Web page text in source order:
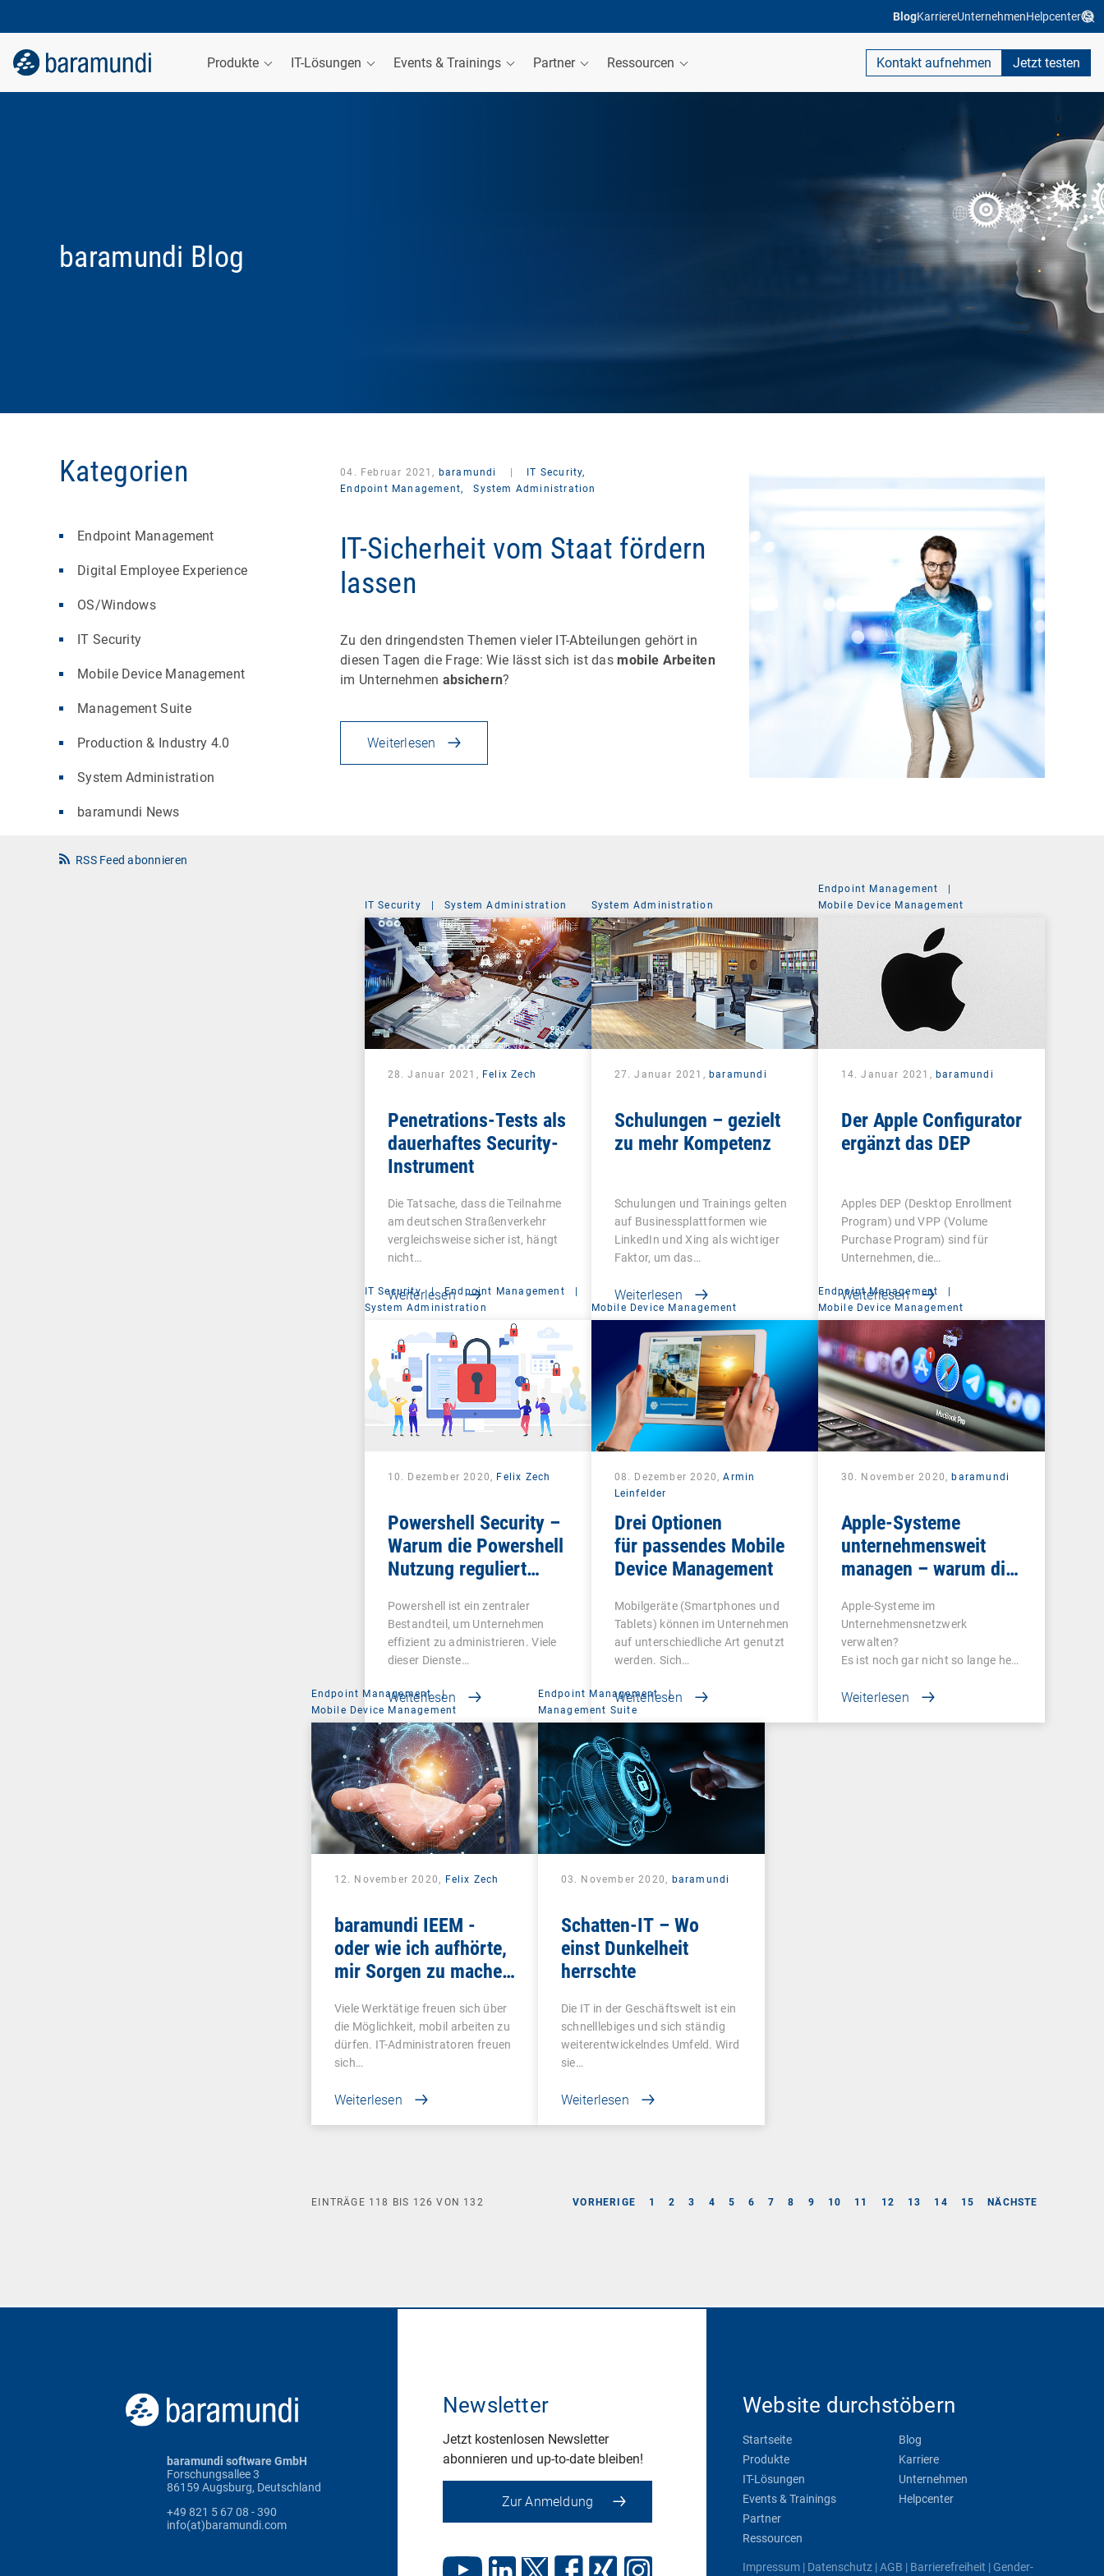
BlogKarriereUnternehmenHelpcenter
Produkte IT-Lösungen Events & Trainings Partner Ressourcen Kontakt aufnehmen Jetzt testen
baramundi Blog
Kategorien
Endpoint Management
Digital Employee Experience
OS/Windows
IT Security
Mobile Device Management
Management Suite
Production & Industry 4.0
System Administration
baramundi News
RSS Feed abonnieren
04. Februar 2021, baramundi
IT Security,
Endpoint Management,
System Administration
IT-Sicherheit vom Staat fördern
lassen
Zu den dringendsten Themen vieler IT-Abteilungen gehört in
diesen Tagen die Frage: Wie lässt sich ist das mobile Arbeiten
im Unternehmen absichern?
Weiterlesen
IT Security | System Administration
28. Januar 2021, Felix Zech
Penetrations-Tests als
dauerhaftes Security-
Instrument
Die Tatsache, dass die Teilnahme
am deutschen Straßenverkehr
vergleichsweise sicher ist, hängt
nicht…
Weiterlesen
System Administration
27. Januar 2021, baramundi
Schulungen – gezielt
zu mehr Kompetenz
Schulungen und Trainings gelten
auf Businessplattformen wie
LinkedIn und Xing als wichtiger
Faktor, um das…
Weiterlesen
Endpoint Management
|
Mobile Device Management
14. Januar 2021, baramundi
Der Apple Configurator
ergänzt das DEP
Apples DEP (Desktop Enrollment
Program) und VPP (Volume
Purchase Program) sind für
Unternehmen, die…
Weiterlesen
IT Security | Endpoint Management
|
System Administration
10. Dezember 2020, Felix Zech
Powershell Security –
Warum die Powershell
Nutzung reguliert
Powershell ist ein zentraler
Bestandteil, um Unternehmen
effizient zu administrieren. Viele
dieser Dienste…
Weiterlesen
Mobile Device Management
08. Dezember 2020,Armin
Leinfelder
Drei Optionen
für passendes Mobile
Device Management
Mobilgeräte (Smartphones und
Tablets) können im Unternehmen
auf unterschiedliche Art genutzt
werden. Sich…
Weiterlesen
Endpoint Management
|
Mobile Device Management
30. November 2020,baramundi
Apple-Systeme
unternehmensweit
managen – warum die
VPP sinnvoll ist
Apple-Systeme im
Unternehmensnetzwerk
verwalten?
Es ist noch gar nicht so lange her,
Weiterlesen
Endpoint Management
|
Mobile Device Management
12. November 2020, Felix Zech
baramundi IEEM -
oder wie ich aufhörte,
mir Sorgen zu machen
liebte
Viele Werktätige freuen sich über
die Möglichkeit, mobil arbeiten zu
dürfen. IT-Administratoren freuen
sich…
Weiterlesen
Endpoint Management
|
Management Suite
03. November 2020, baramundi
Schatten-IT – Wo
einst Dunkelheit
herrschte
Die IT in der Geschäftswelt ist ein
schnelllebiges und sich ständig
weiterentwickelndes Umfeld. Wird
sie…
Weiterlesen
VORHERIGE 1 2 3 4 5 6 7 8 9 10 11 12 13 14 15 NÄCHSTE
EINTRÄGE 118 BIS 126 VON 132
baramundi software GmbH
Forschungsallee 3
86159 Augsburg, Deutschland
+49 821 5 67 08 - 390
info(at)baramundi.com
Newsletter
Jetzt kostenlosen Newsletter
abonnieren und up-to-date bleiben!
Zur Anmeldung
Website durchstöbern
Startseite
Produkte
IT-Lösungen
Events & Trainings
Partner
Ressourcen
Blog
Karriere
Unternehmen
Helpcenter
Impressum| Datenschutz|AGB | Barrierefreiheit | Gender-